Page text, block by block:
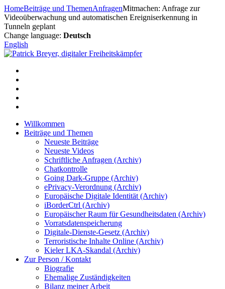
Zum
Inhalt
springen
HomeBeiträge und ThemenAnfragenMitmachen: Anfrage zur
Videoüberwachung und automatischen Ereigniserkennung in
Tunneln geplant
Change language: Deutsch
English
Willkommen
Beiträge und Themen
Neueste Beiträge
Neueste Videos
Schriftliche Anfragen (Archiv)
Chatkontrolle
Going Dark-Gruppe (Archiv)
ePrivacy-Verordnung (Archiv)
Europäische Digitale Identität (Archiv)
iBorderCtrl (Archiv)
Europäischer Raum für Gesundheitsdaten (Archiv)
Vorratsdatenspeicherung
Digitale-Dienste-Gesetz (Archiv)
Terroristische Inhalte Online (Archiv)
Kieler LKA-Skandal (Archiv)
Zur Person / Kontakt
Biografie
Ehemalige Zuständigkeiten
Bilanz meiner Arbeit